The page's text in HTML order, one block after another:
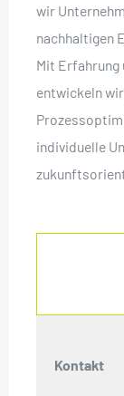
wir
nachhaltigen
Mit
entwickeln
individuelle
Kontakt